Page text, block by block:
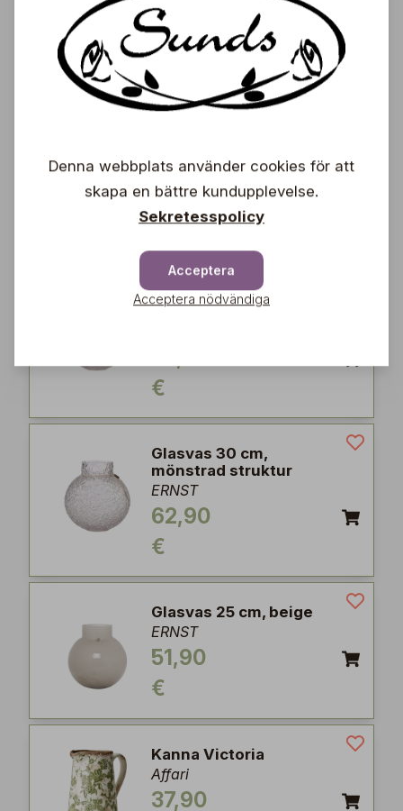
Urna Victoria, S
Affari
31,90
€
Jakobsdals
29,50
€
Glasvas 22 cm,
mönstrad struktur
€
Glasvas 30 cm,
mönstrad struktur
ERNST
62,90
€
Glasvas 25 cm, beige
ERNST
51,90
€
Kanna Victoria
Affari
37,90
Denna webbplats använder cookies för att
skapa en bättre kundupplevelse.
Sekretesspolicy
Acceptera
Acceptera nödvändiga